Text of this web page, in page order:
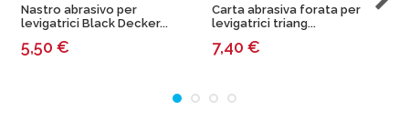
Nastro abrasivo per
levigatrici Black Decker...
5,50 €
Carta abrasiva forata per
levigatrici triang...
7,40 €